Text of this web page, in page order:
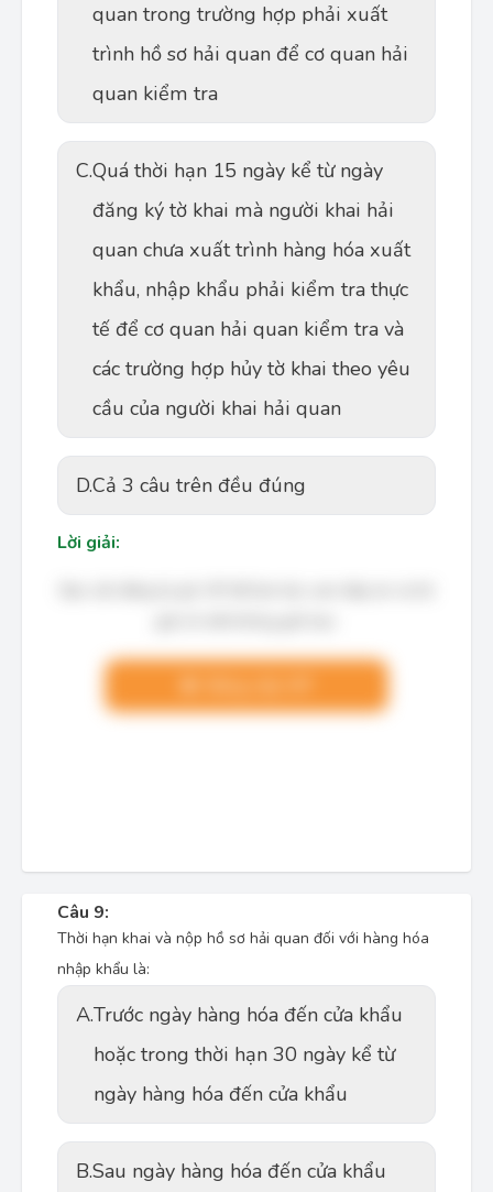
quan trong trường hợp phải xuất
trình hồ sơ hải quan để cơ quan hải
quan kiểm tra
C.Quá thời hạn 15 ngày kể từ ngày
đăng ký tờ khai mà người khai hải
quan chưa xuất trình hàng hóa xuất
khẩu, nhập khẩu phải kiểm tra thực
tế để cơ quan hải quan kiểm tra và
các trường hợp hủy tờ khai theo yêu
cầu của người khai hải quan
D.Cả 3 câu trên đều đúng
Lời giải:
Câu 9:
Thời hạn khai và nộp hồ sơ hải quan đối với hàng hóa
nhập khẩu là:
A.Trước ngày hàng hóa đến cửa khẩu
hoặc trong thời hạn 30 ngày kể từ
ngày hàng hóa đến cửa khẩu
B.Sau ngày hàng hóa đến cửa khẩu